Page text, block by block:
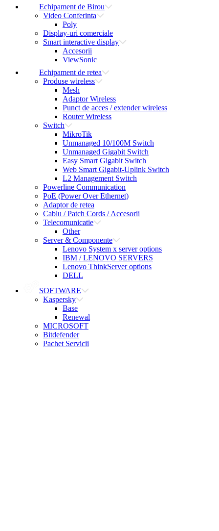
Echipament de Birou
Video Conferinta
Poly
Display-uri comerciale
Smart interactive display
Accesorii
ViewSonic
Echipament de retea
Produse wireless
Mesh
Adaptor Wireless
Punct de acces / extender wireless
Router Wireless
Switch
MikroTik
Unmanaged 10/100M Switch
Unmanaged Gigabit Switch
Easy Smart Gigabit Switch
Web Smart Gigabit-Uplink Switch
L2 Management Switch
Powerline Communication
PoE (Power Over Ethernet)
Adaptor de retea
Cablu / Patch Cords / Accesorii
Telecomunicatie
Other
Server & Componente
Lenovo System x server options
IBM / LENOVO SERVERS
Lenovo ThinkServer options
DELL
SOFTWARE
Kaspersky
Base
Renewal
MICROSOFT
Bitdefender
Pachet Servicii